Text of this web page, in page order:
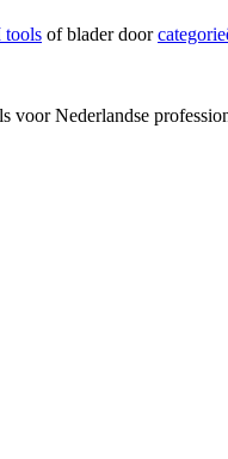
tools of blader door
Nederlandse